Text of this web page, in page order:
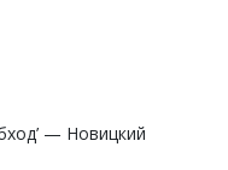
— Новицкий